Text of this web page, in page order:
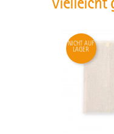
Vielleicht
NICHT AUF
LAGER